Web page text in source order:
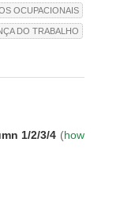
OCUPACIONAIS
DO TRABALHO
1/2/3/4 (how